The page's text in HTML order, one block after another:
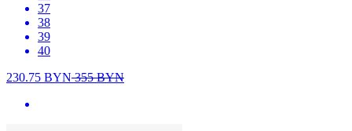
37
38
39
40
230.75 BYN355BYN